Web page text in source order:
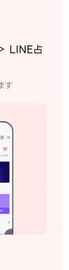
LINE占
す